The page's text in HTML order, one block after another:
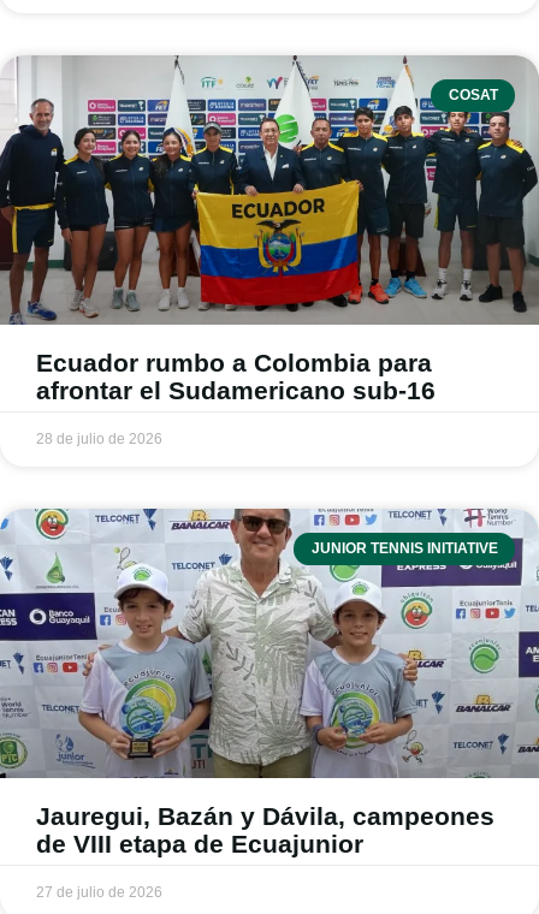
COSAT
Ecuador rumbo a Colombia para
afrontar el Sudamericano sub-16
28 de julio de 2026
JUNIOR TENNIS INITIATIVE
Jauregui, Bazán y Dávila, campeones
de VIII etapa de Ecuajunior
27 de julio de 2026